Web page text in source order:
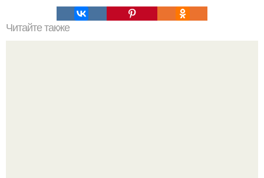
Читайте также